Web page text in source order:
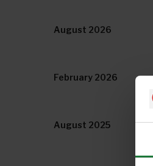
August 2026
February 2026
August 2025